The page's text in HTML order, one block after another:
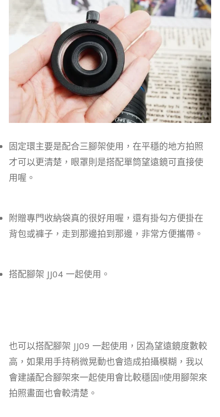
固定環主要是配合三腳架使用，在平穩的地方拍照
才可以更清楚，眼罩則是搭配單筒望遠鏡可直接使
用喔。
附贈專門收納袋真的很好用喔，還有掛勾方便掛在
背包或褲子，走到那邊拍到那邊，非常方便攜帶。
搭配腳架 JJ04 一起使用。
也可以搭配腳架 JJ09 一起使用，因為望遠鏡度數較
高，如果用手持稍微晃動也會造成拍攝模糊，我以
會建議配合腳架來一起使用會比較穩固!!使用腳架來
拍照畫面也會較清楚。